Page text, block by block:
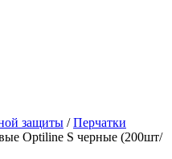
защиты /Перчатки
Optiline S черные (200шт/